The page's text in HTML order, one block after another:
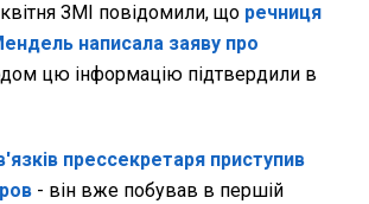
ЗМІ повідомили, що речниця
написала заяву про
цю інформацію підтвердили в
прессекретаря приступив
- він вже побував в першій